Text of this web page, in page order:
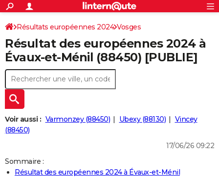
ACTUALITÉS
Politique
Société
Faits Divers
Education
Monde
Villes
+
SPORT
Coupe du monde 2026
Football
Tennis
Cyclisme
Rugby
Forum
CULTURE
Programme TV
TNT
Streaming
Cinéma
Sorties cinéma
Musique
+
FINANCE
Retraite
Impôts
Epargne
Immobilier
Risques naturels par ville
Banque
Assurance
Crédit
AUTO
Essais
Réserver un essai
Citadines
Berlines
SUV
Forum auto
+
HIGH-TECH
Mobiles
Meilleur smartphone
Internet
Ordinateurs
Jeux vidéo
Guide high-tech
+
BRICOLAGE
Guides de France
Escapades
Patrimoine
Expositions
Musées
Week-end nature
LIFESTYLE
S'inscrire
Connexion
Résultats européennes 2024 Vosges
Résultat des européennes 2024 à
Évaux-et-Ménil (88450) [PUBLIE]
Voir aussi : Varmonzey (88450) Ubexy (88130)
Vincey
(88450)
17/06/26 09:22
Sommaire :
Résultat des européennes 2024 à Évaux-et-Ménil